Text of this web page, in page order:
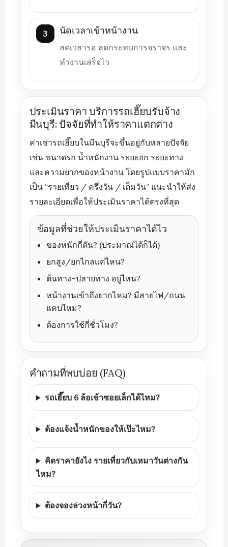
3 นัดเวลาเข้าหน้างาน
ลดเวลารอ ลดกระทบการจราจร และ
ทำงานเสร็จไว
ประเมินราคา บริการรถเฮี๊ยบรับจ้าง
มีนบุรี: ปัจจัยที่ทำให้ราคาแตกต่าง
ค่าเช่ารถเฮี๊ยบในมีนบุรีจะขึ้นอยู่กับหลายปัจจัย
เช่น ขนาดรถ น้ำหนักงาน ระยะยก ระยะทาง
และความยากของหน้างาน โดยรูปแบบราคามัก
เป็น “รายเที่ยว / ครึ่งวัน / เต็มวัน” แนะนำให้ส่ง
รายละเอียดเพื่อให้ประเมินราคาได้ตรงที่สุด
ข้อมูลที่ช่วยให้ประเมินราคาได้ไว
ของหนักกี่ตัน? (ประมาณได้ก็ได้)
ยกสูง/ยกไกลแค่ไหน?
ต้นทาง–ปลายทาง อยู่ไหน?
หน้างานเข้าถึงยากไหม? มีสายไฟ/ถนน
แคบไหม?
ต้องการใช้กี่ชั่วโมง?
คำถามที่พบบ่อย (FAQ)
รถเฮี๊ยบ 6 ล้อเข้าซอยเล็กได้ไหม?
ต้องแจ้งน้ำหนักของให้เป๊ะไหม?
คิดราคายังไง รายเที่ยวกับเหมาวันต่างกัน
ไหม?
ต้องจองล่วงหน้ากี่วัน?